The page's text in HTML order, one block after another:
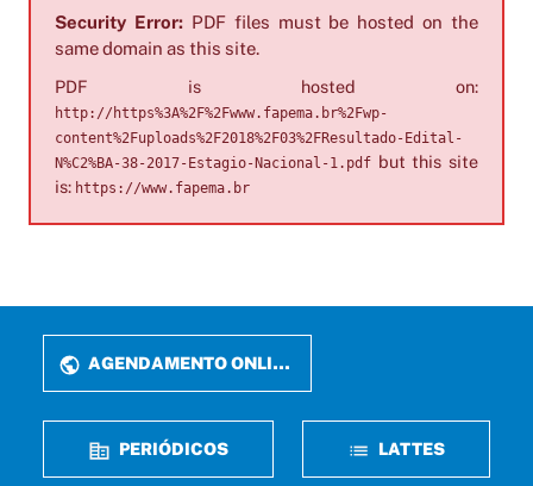
Security Error:PDF files must be hosted on the
same domain as this site.
PDF is hosted on:
http://https%3A%2F%2Fwww.fapema.br%2Fwp-
content%2Fuploads%2F2018%2F03%2FResultado-Edital-
N%C2%BA-38-2017-Estagio-Nacional-1.pdf but this site
is: https://www.fapema.br
AGENDAMENTO ONLINE
PERIÓDICOS LATTES